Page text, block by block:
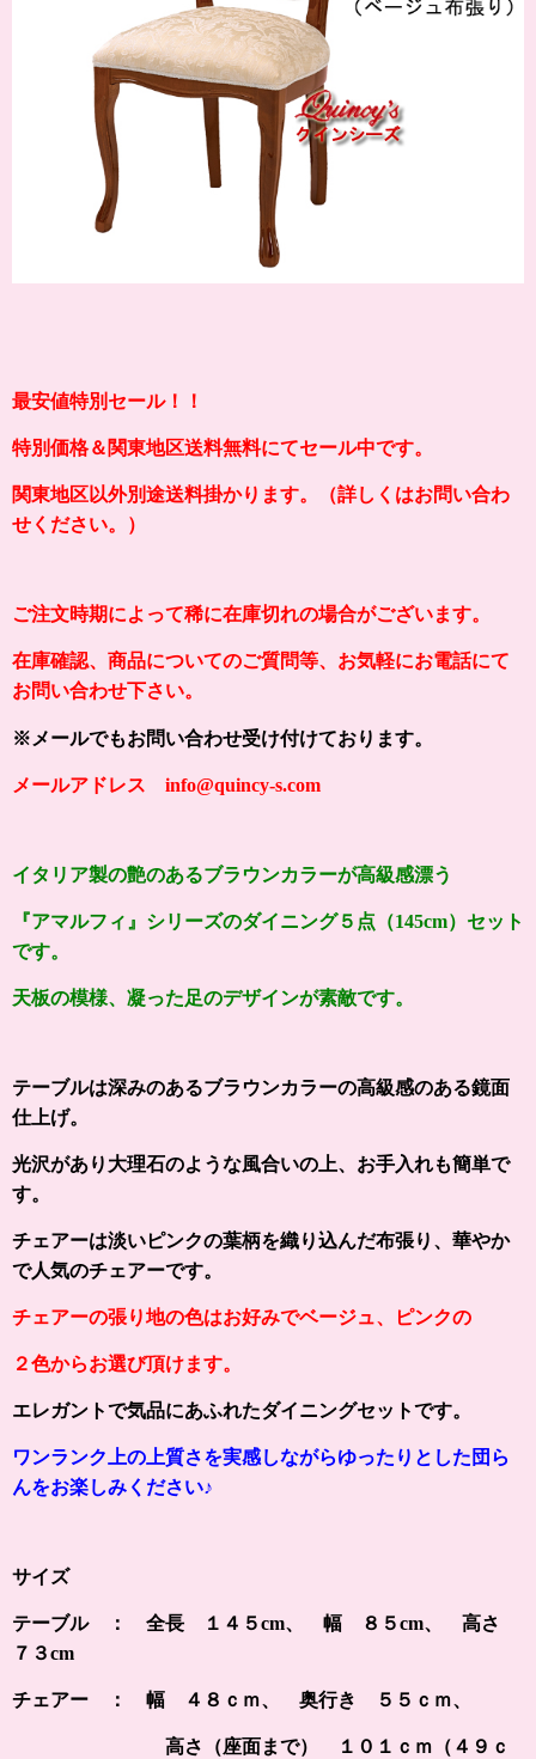
最安値特別セール！！
特別価格＆関東地区送料無料にてセール中です。
関東地区以外別途送料掛かります。（詳しくはお問い合わ
せください。）
ご注文時期によって稀に在庫切れの場合がございます。
在庫確認、商品についてのご質問等、お気軽にお電話にて
お問い合わせ下さい。
※メールでもお問い合わせ受け付けております。
メールアドレス info@quincy-s.com
イタリア製の艶のあるブラウンカラーが高級感漂う
『アマルフィ』シリーズのダイニング５点（145cm）セット
です。
天板の模様、凝った足のデザインが素敵です。
テーブルは深みのあるブラウンカラーの高級感のある鏡面
仕上げ。
光沢があり大理石のような風合いの上、お手入れも簡単で
す。
チェアーは淡いピンクの葉柄を織り込んだ布張り、華やか
で人気のチェアーです。
チェアーの張り地の色はお好みでベージュ、ピンクの
２色からお選び頂けます。
エレガントで気品にあふれたダイニングセットです。
ワンランク上の上質さを実感しながらゆったりとした団ら
んをお楽しみください♪
サイズ
テーブル ： 全長 １４５cm、 幅 ８５cm、 高さ
７３cm
チェアー ： 幅 ４８ｃｍ、 奥行き ５５ｃｍ、
高さ（座面まで） １０１ｃｍ（４９ｃ